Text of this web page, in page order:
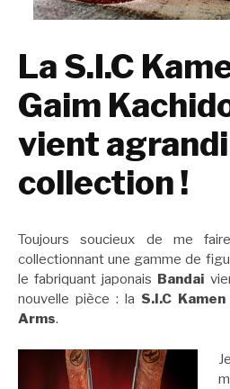
La S.I.C
Gaim
vient
collection !
Toujours soucieux de me
collectionnant une gamme de
le fabriquant japonais Bandai
nouvelle pièce : la S.I.C
Arms.